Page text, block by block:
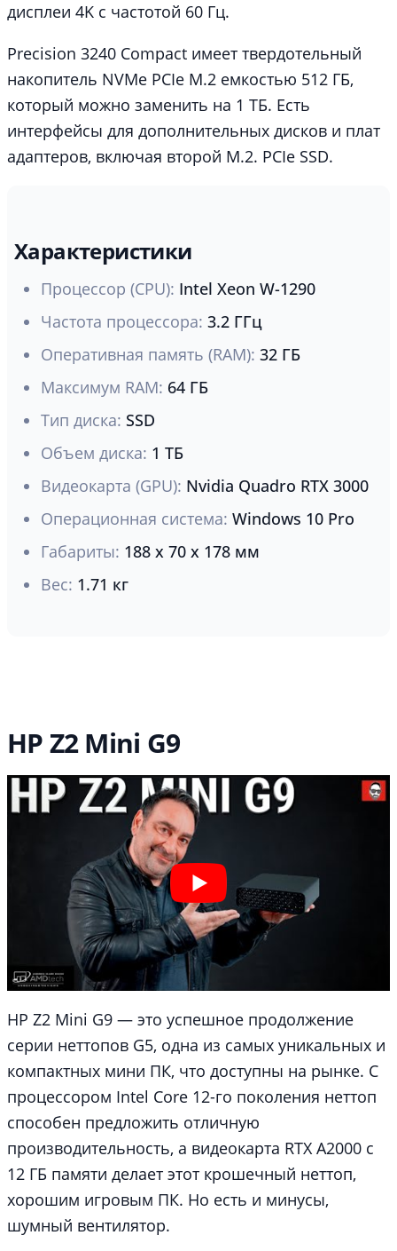
дисплеи 4K с частотой 60 Гц.
Precision 3240 Compact имеет твердотельный
накопитель NVMe PCIe M.2 емкостью 512 ГБ,
который можно заменить на 1 ТБ. Есть
интерфейсы для дополнительных дисков и плат
адаптеров, включая второй M.2. PCIe SSD.
Характеристики
Процессор (CPU): Intel Xeon W-1290
Частота процессора: 3.2 ГГц
Оперативная память (RAM): 32 ГБ
Максимум RAM: 64 ГБ
Тип диска: SSD
Объем диска: 1 ТБ
Видеокарта (GPU): Nvidia Quadro RTX 3000
Операционная система: Windows 10 Pro
Габариты: 188 x 70 x 178 мм
Вес: 1.71 кг
HP Z2 Mini G9
HP Z2 Mini G9 — это успешное продолжение
серии неттопов G5, одна из самых уникальных и
компактных мини ПК, что доступны на рынке. С
процессором Intel Core 12-го поколения неттоп
способен предложить отличную
производительность, а видеокарта RTX A2000 с
12 ГБ памяти делает этот крошечный неттоп,
хорошим игровым ПК. Но есть и минусы,
шумный вентилятор.